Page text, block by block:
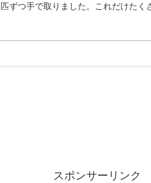
匹ずつ手で取りました。これだけたく
スポンサーリンク